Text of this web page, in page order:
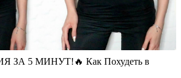
5 МИНУТ!🔥 Как Похудеть в